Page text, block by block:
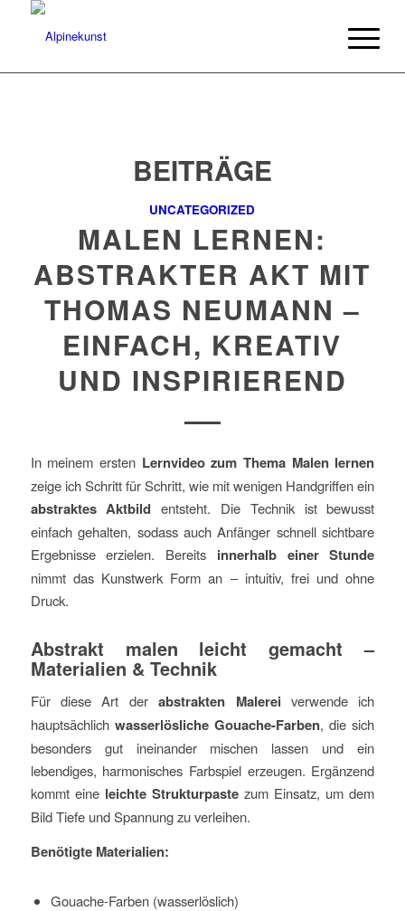
BEITRÄGE
UNCATEGORIZED
MALEN LERNEN:
ABSTRAKTER AKT MIT
THOMAS NEUMANN –
EINFACH, KREATIV
UND INSPIRIEREND
In meinem ersten Lernvideo zum Thema Malen lernen
zeige ich Schritt für Schritt, wie mit wenigen Handgriffen ein
abstraktes Aktbild entsteht. Die Technik ist bewusst
einfach gehalten, sodass auch Anfänger schnell sichtbare
Ergebnisse erzielen. Bereits innerhalb einer Stunde
nimmt das Kunstwerk Form an – intuitiv, frei und ohne
Druck.
Abstrakt malen leicht gemacht –
Materialien & Technik
Für diese Art derabstrakten Malerei verwende ich
hauptsächlich wasserlösliche Gouache-Farben, die sich
besonders gut ineinander mischen lassen und ein
lebendiges, harmonisches Farbspiel erzeugen. Ergänzend
kommt eine leichte Strukturpastezum Einsatz, um dem
Bild Tiefe und Spannung zu verleihen.
Benötigte Materialien:
Gouache-Farben (wasserlöslich)